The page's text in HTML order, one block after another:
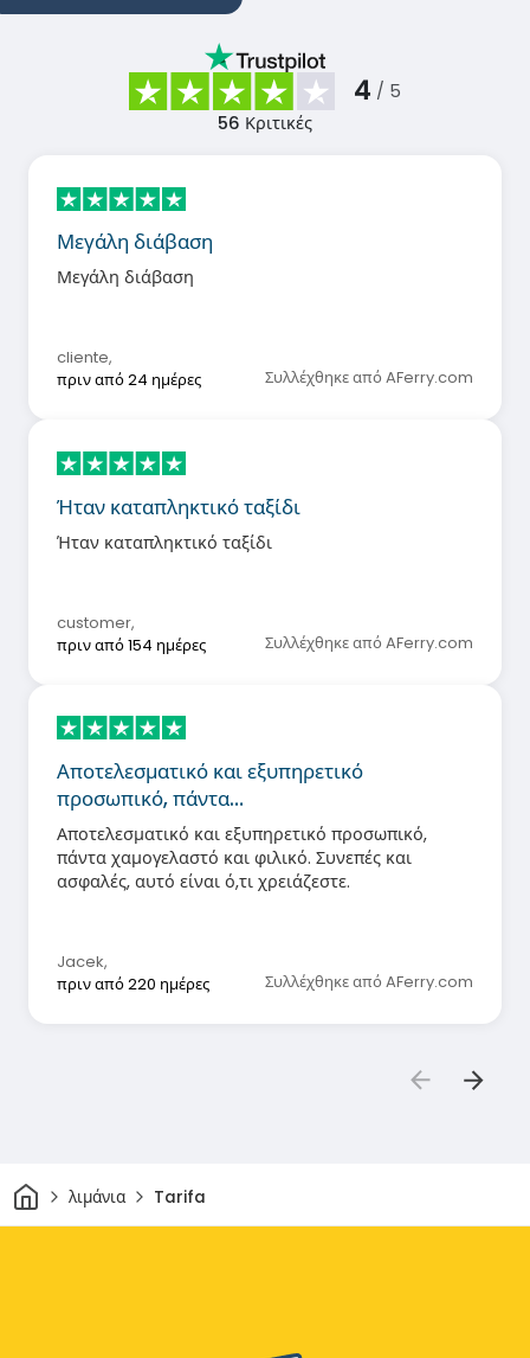
4 / 5
56 Κριτικές
Μεγάλη διάβαση
Μεγάλη διάβαση
cliente,
πριν από 24 ημέρες
Συλλέχθηκε από AFerry.com
Ήταν καταπληκτικό ταξίδι
Ήταν καταπληκτικό ταξίδι
customer,
πριν από 154 ημέρες
Συλλέχθηκε από AFerry.com
Αποτελεσματικό και εξυπηρετικό
προσωπικό, πάντα…
Αποτελεσματικό και εξυπηρετικό προσωπικό,
πάντα χαμογελαστό και φιλικό. Συνεπές και
ασφαλές, αυτό είναι ό,τι χρειάζεστε.
Jacek,
πριν από 220 ημέρες
Συλλέχθηκε από AFerry.com
Σπίτιλιμάνια Tarifa